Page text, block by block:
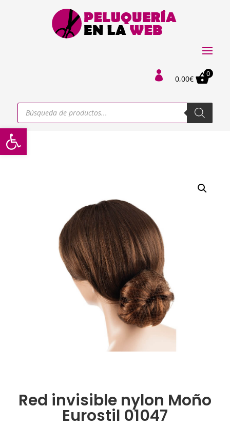
Abrir barra de herramientas
 0,00€
0
Búsqueda
productos
Red invisible nylon Moño
Eurostil 01047